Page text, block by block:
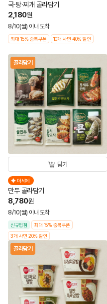
국·탕·찌개 골라담기
2,180원
8/10(월) 이내 도착
최대 15% 중복쿠폰 10개 사면 40% 할인
골라담기
담기
더세페
만두 골라담기
8,780원
8/10(월) 이내 도착
신규입점
최대 15% 중복쿠폰
3개 사면 20% 할인
골라담기